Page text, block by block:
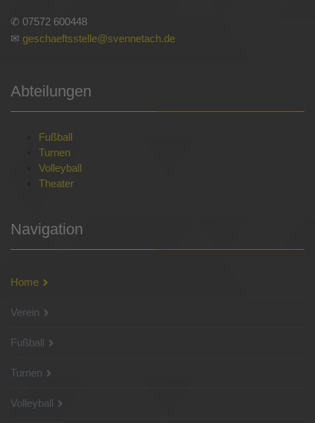
✆ 07572 600448
✉ geschaeftsstelle@svennetach.de
Abteilungen
Fußball
Turnen
Volleyball
Theater
Navigation
Home
Verein
Fußball
Turnen
Volleyball